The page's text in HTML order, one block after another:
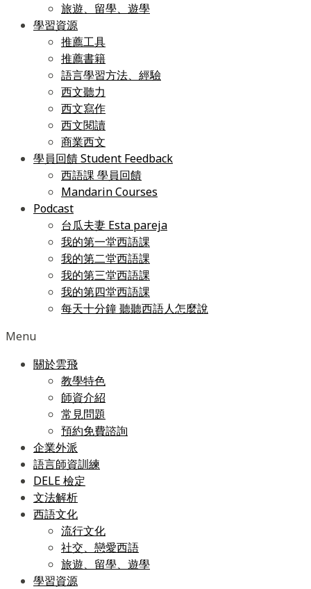
旅遊、留學、遊學
學習資源
推薦工具
推薦書籍
語言學習方法、經驗
西文聽力
西文寫作
西文閱讀
商業西文
學員回饋 Student Feedback
西語課 學員回饋
Mandarin Courses
Podcast
台瓜夫妻 Esta pareja
我的第一堂西語課
我的第二堂西語課
我的第三堂西語課
我的第四堂西語課
每天十分鐘 聽聽西語人怎麼說
Menu
關於雲飛
教學特色
師資介紹
常見問題
預約免費諮詢
企業外派
語言師資訓練
DELE 檢定
文法解析
西語文化
流行文化
社交、戀愛西語
旅遊、留學、遊學
學習資源